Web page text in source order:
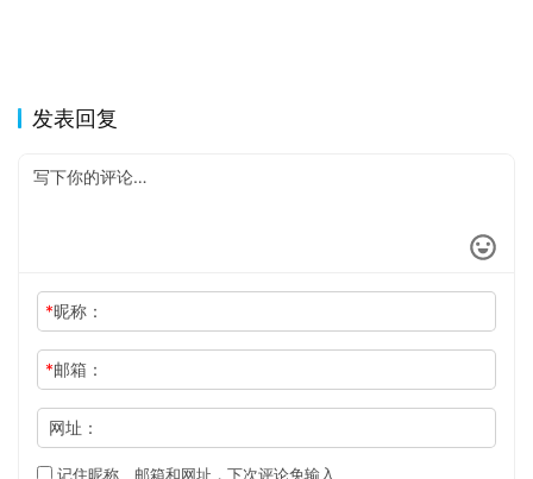
发表回复
*昵称：
*邮箱：
网址：
记住昵称、邮箱和网址，下次评论免输入